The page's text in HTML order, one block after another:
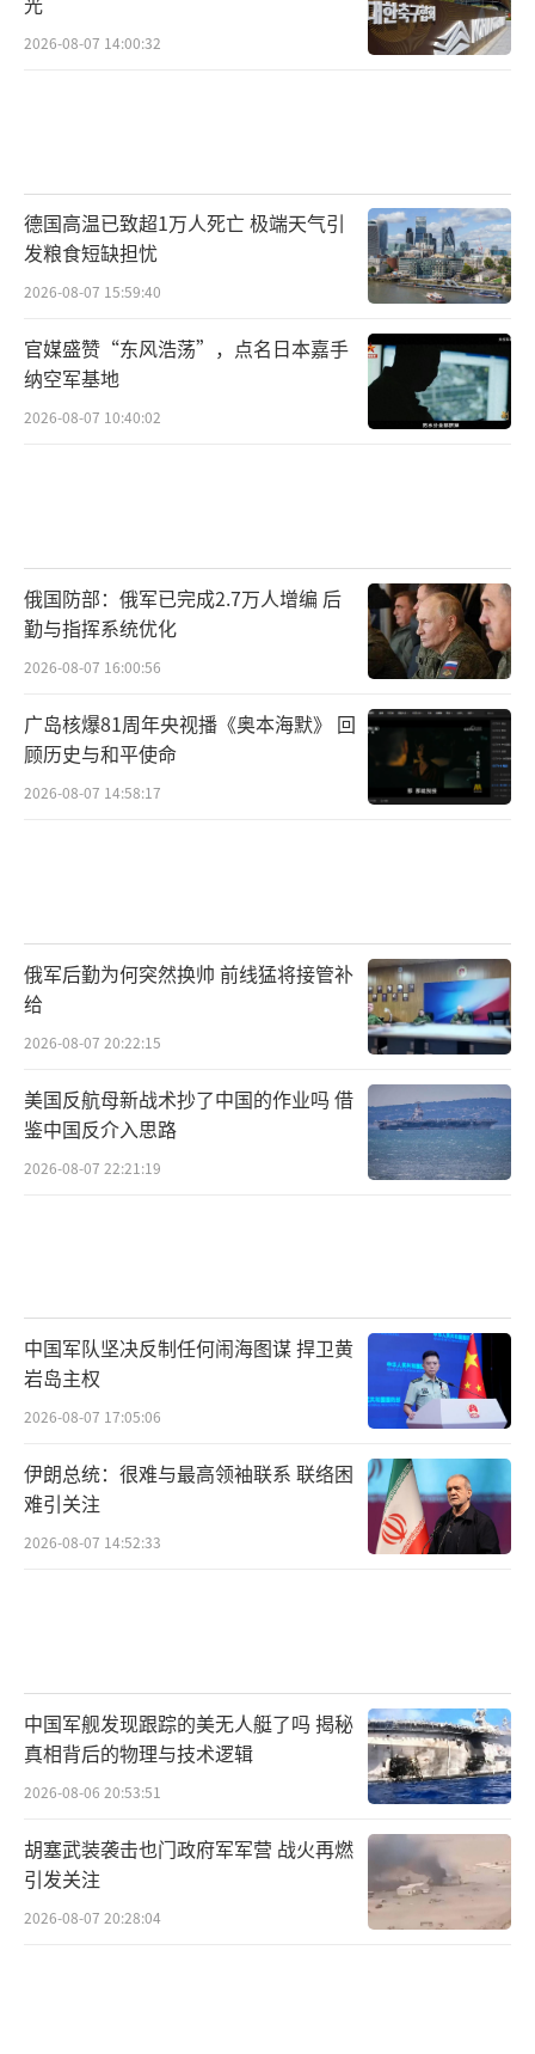
2026-08-07 14:00:32
德国高温已致超1万人死亡 极端天气引
发粮食短缺担忧
2026-08-07 15:59:40
官媒盛赞“东风浩荡”，点名日本嘉手
纳空军基地
2026-08-07 10:40:02
俄国防部：俄军已完成2.7万人增编 后
勤与指挥系统优化
2026-08-07 16:00:56
广岛核爆81周年央视播《奥本海默》 回
顾历史与和平使命
2026-08-07 14:58:17
俄军后勤为何突然换帅 前线猛将接管补
给
2026-08-07 20:22:15
美国反航母新战术抄了中国的作业吗 借
鉴中国反介入思路
2026-08-07 22:21:19
中国军队坚决反制任何闹海图谋 捍卫黄
岩岛主权
2026-08-07 17:05:06
伊朗总统：很难与最高领袖联系 联络困
难引关注
2026-08-07 14:52:33
中国军舰发现跟踪的美无人艇了吗 揭秘
真相背后的物理与技术逻辑
2026-08-06 20:53:51
胡塞武装袭击也门政府军军营 战火再燃
引发关注
2026-08-07 20:28:04